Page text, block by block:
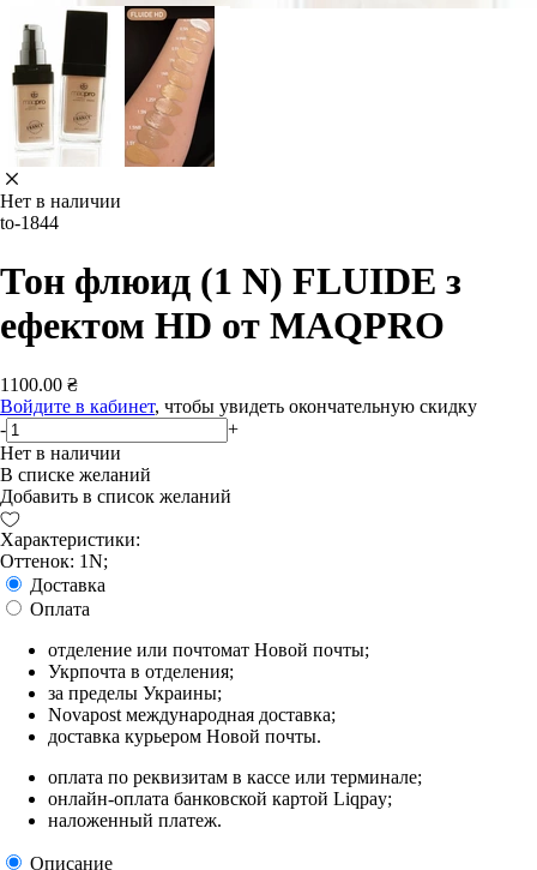
Нет в наличии
to-1844
Тон флюид (1 N) FLUIDE з
ефектом HD от MAQPRO
1100.00 ₴
Войдите в кабинет, чтобы увидеть окончательную скидку
-
+
Нет в наличии
В списке желаний
Добавить в список желаний
Характеристики:
Оттенок: 1N;
Доставка
Оплата
отделение или почтомат Новой почты;
Укрпочта в отделения;
за пределы Украины;
Novapost международная доставка;
доставка курьером Новой почты.
оплата по реквизитам в кассе или терминале;
онлайн-оплата банковской картой Liqpay;
наложенный платеж.
Описание